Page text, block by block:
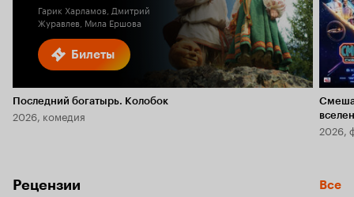
Билеты
Гарик Харламов, Дмитрий
Журавлев, Мила Ершова
Последний богатырь. Колобок
2026, комедия
2026,
Рецензии Все